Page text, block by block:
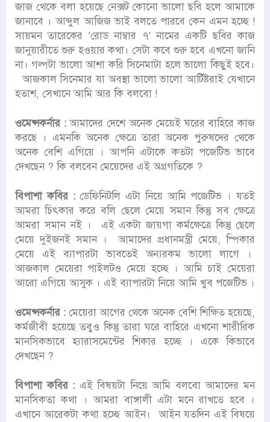
জাজ থেকে বলা হয়েছে নেক্সট কোনো ভালো ছবি হলে আমাকে
জানাবে । আব্দুল আজিজ ভাই বলতে পারবে কেন এমন হচ্ছে !
সায়মন তারেকের 'রোড নাম্বার ৭' নামের একটি ছবির কাজ
জানুয়ারীতে শুরু হওয়ার কথা। সেটা কবে শুরু হবে এখনো জানি
না। গল্পটা ভালো আশা করি সিনেমাটা হলে ভালো কিছুই হবে।
আজকাল সিনেমার যা অবস্থা ভালো ভালো আর্টিষ্টরাই যেখানে
হতাশ, সেখানে আমি আর কি বলবো !
ওমেন্সকর্নার :আমাদের দেশে অনেক মেয়েই ঘরের বাহিরে কাজ
করছে । এমনকি অনেক ক্ষেত্রে তারা অনেক পুরুষদের থেকে
অনেক বেশি এগিয়ে । আপনি এটাকে কতটা পজেটিভ ভাবে
দেখছেন ? কি বলবেন মেয়েদের এই অগ্রগতিকে ?
বিপাশা কবির :ডেফিনিটলি এটা নিয়ে আমি পজেটিভ । যতই
আমরা চিৎকার করে বলি ছেলে মেয়ে সমান কিন্তু সব ক্ষেত্রে
আমরা সমান নই । এই একটা জায়গা কর্মক্ষেত্রে কিন্তু ছেলে
মেয়ে দুইজনই সমান । আমাদের প্রধানমন্ত্রী মেয়ে, স্পিকার
মেয়ে এই ব্যাপারটা ভাবতেই অন্যরকম ভালো লাগে ।
আজকাল মেয়েরা পাইলটও মেয়ে হচ্ছে । আমি চাই মেয়েরা
আরো এগিয়ে আসুক । এই ব্যাপারটা নিয়ে আমি খুব পজেটিভ ।
ওমেন্সকর্নার : মেয়েরা আগের থেকে অনেক বেশি শিক্ষিত হয়েছে,
কর্মজীবী হয়েছে তবুও কিন্তু তারা ঘরে বাহিরে এখনো শারীরিক
মানসিকভাবে হ্যারাসমেন্টের শিকার হচ্ছে । একে কিভাবে
দেখছেন ?
বিপাশা কবির : এই বিষয়টা নিয়ে আমি বলবো আমাদের মন
মানসিকতা কথা । আমরা বাঙ্গালী এটা মনে রাখতে হবে ।
এখানে আরেকটা কথা হচ্ছে আইন। আইন যতদিন এই বিষয়ে